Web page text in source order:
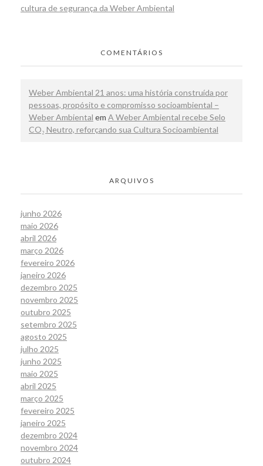
cultura de segurança da Weber Ambiental
COMENTÁRIOS
Weber Ambiental 21 anos: uma história construída por
pessoas, propósito e compromisso socioambiental –
Weber Ambiental em A Weber Ambiental recebe Selo
CO₂ Neutro, reforçando sua Cultura Socioambiental
ARQUIVOS
junho 2026
maio 2026
abril 2026
março 2026
fevereiro 2026
janeiro 2026
dezembro 2025
novembro 2025
outubro 2025
setembro 2025
agosto 2025
julho 2025
junho 2025
maio 2025
abril 2025
março 2025
fevereiro 2025
janeiro 2025
dezembro 2024
novembro 2024
outubro 2024